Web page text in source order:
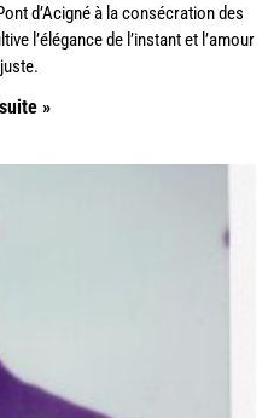
d’Acigné à la consécration des
l’élégance de l’instant et l’amour
»